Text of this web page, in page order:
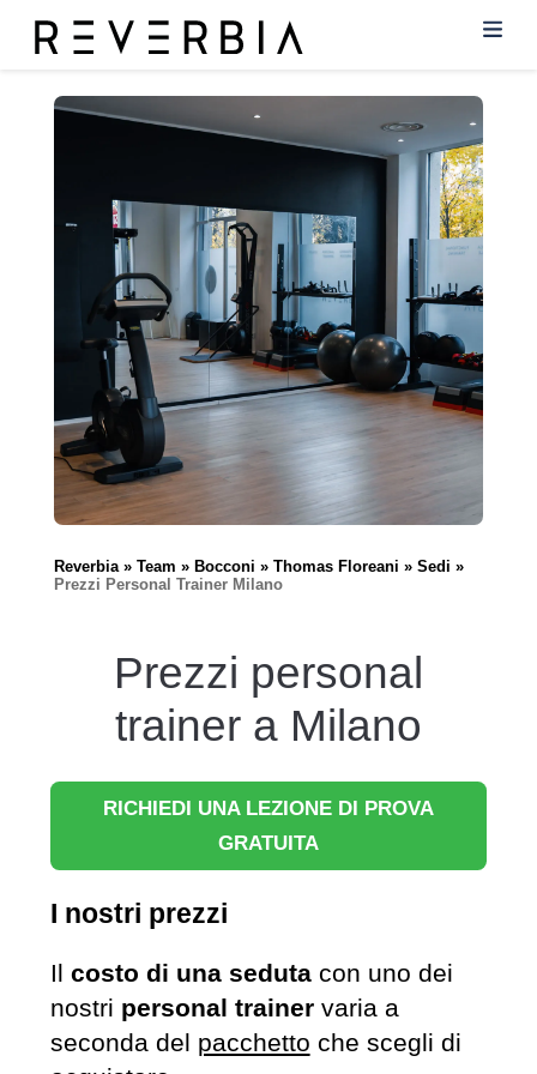
Reverbia Team Bocconi Thomas Floreani
Sedi
Prezzi Personal Trainer Milano
Prezzi personal
trainer a Milano
RICHIEDI UNA LEZIONE DI PROVA
GRATUITA
I nostri prezzi
Il costo di una sedutacon uno dei
nostri personal trainervaria a
seconda del pacchetto che scegli di